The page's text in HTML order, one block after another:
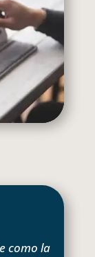
como la